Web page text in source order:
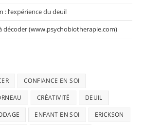
: l’expérience du deuil
décoder (www.psychobiotherapie.com)
CONFIANCE EN SOI
CRÉATIVITÉ DEUIL
ENFANT EN SOI ERICKSON